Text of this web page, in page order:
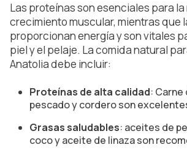
Las proteínas son esenciales para
crecimiento muscular, mientras que
proporcionan energía y son vitales
piel y el pelaje. La comida natural
Anatolia debe incluir:
Proteínas de alta calidad: Carne
pescado y cordero son
Grasas saludables: aceites de
coco y aceite de linaza son